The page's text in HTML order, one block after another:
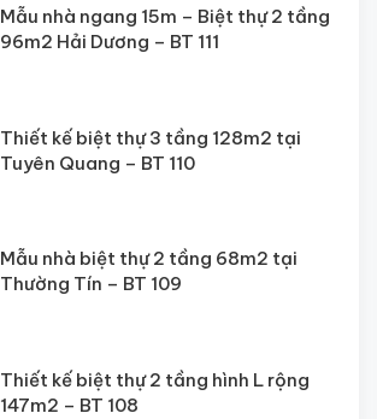
Mẫu nhà ngang 15m – Biệt thự 2 tầng
96m2 Hải Dương – BT 111
Thiết kế biệt thự 3 tầng 128m2 tại
Tuyên Quang – BT 110
Mẫu nhà biệt thự 2 tầng 68m2 tại
Thường Tín – BT 109
Thiết kế biệt thự 2 tầng hình L rộng
147m2 – BT 108